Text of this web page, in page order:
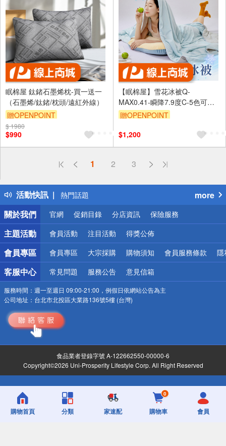
眠棉屋 鈦鍺石墨烯枕-買一送一
（石墨烯/鈦鍺/枕頭/遠紅外線）
贈OPENPOINT
$ 1980
$990
【眠棉屋】雪花冰被Q-
MAX0.41-瞬降7.9度C-5色可選-
雙面涼感冰被
贈OPENPOINT
$1,200
1 2 3
活動快訊
偏遠地區配送
得獎公告
熱門話題
銀行優惠
偏遠地區配送
詐騙網頁！請小心！
more
關於我們
官網 促銷目錄 分店資訊 保險服務
主題活動 會員活動 注目活動 得獎公佈
會員專區 會員專區 大宗採購 購物須知 會員服務條款 隱
客服中心 常見問題 服務公告 意見信箱
服務時間： 週一至週日 09:00-21:00，例假日依網站公告為主
公司地址： 台北市北投區大業路136號5樓 (台灣)
食品業者登錄字號 A-122662550-00000-6
Copyright©2026 Uni-Prosperity Lifestyle Corp. All Right Reserved
購物首頁 分類 家速配
0
購物車 會員